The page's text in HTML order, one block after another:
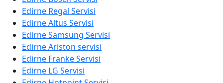
Edirne Regal Servisi
Edirne Altus Servisi
Edirne Samsung Servisi
Edirne Ariston servisi
Edirne Franke Servisi
Edirne LG Servisi